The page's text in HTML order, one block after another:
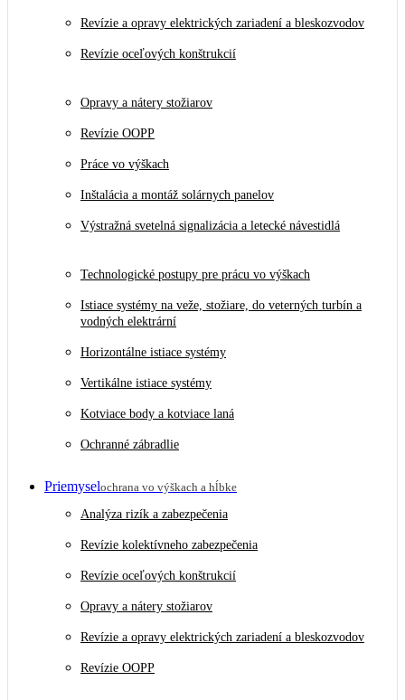
Revízie a opravy elektrických zariadení a bleskozvodov
Revízie oceľových konštrukcií
Opravy a nátery stožiarov
Revízie OOPP
Práce vo výškach
Inštalácia a montáž solárnych panelov
Výstražná svetelná signalizácia a letecké návestidlá
Technologické postupy pre prácu vo výškach
Istiace systémy na veže, stožiare, do veterných turbín a
vodných elektrární
Horizontálne istiace systémy
Vertikálne istiace systémy
Kotviace body a kotviace laná
Ochranné zábradlie
Priemyselochrana vo výškach a hĺbke
Analýza rizík a zabezpečenia
Revízie kolektívneho zabezpečenia
Revízie oceľových konštrukcií
Opravy a nátery stožiarov
Revízie a opravy elektrických zariadení a bleskozvodov
Revízie OOPP